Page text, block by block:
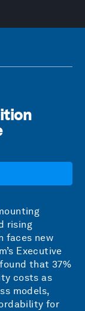
rising
faces new
Executive
that 37%
costs as
models,
for